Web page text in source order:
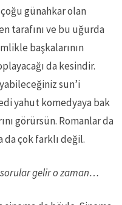
günahkar olan
tarafını ve bu uğurda
başkalarının
da kesindir.
sun’i
yahut komedyaya bak
görürsün. Romanlar da
da çok farklı değil.
sorular gelir o zaman…